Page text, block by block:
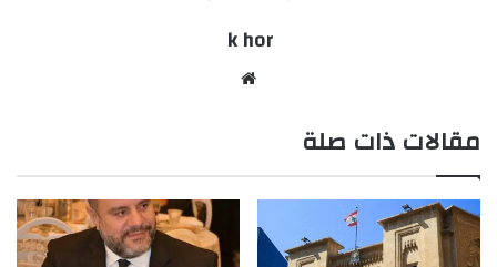
k hor
مقالات ذات صلة